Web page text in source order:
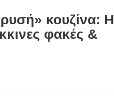
κουζίνα: Η
φακές &